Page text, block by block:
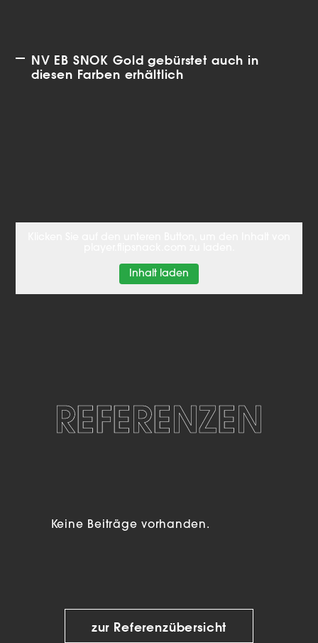
NV EB SNOK Gold gebürstet auch in
diesen Farben erhältlich
Inhalt laden
REFERENZEN
Keine Beiträge vorhanden.
zur Referenzübersicht